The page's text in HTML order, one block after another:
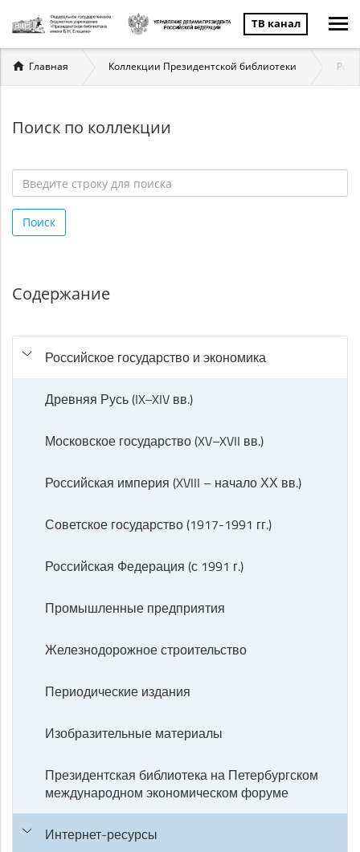
ТВ канал
Вы
здесь
Главная Коллекции Президентской библиотеки
Поиск по коллекции
строку
для
Поиск
Содержание
Российское государство и экономика
Древняя Русь (IX–XIV вв.)
Московское государство (XV–XVII вв.)
Российская империя (XVIII – начало ХХ вв.)
Советское государство (1917-1991 гг.)
Российская Федерация (с 1991 г.)
Промышленные предприятия
Железнодорожное строительство
Периодические издания
Изобразительные материалы
Президентская библиотека на Петербургском
международном экономическом форуме
Интернет-ресурсы